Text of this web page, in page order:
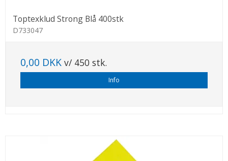
Toptexklud Strong Blå 400stk
D733047
0,00 DKK v/ 450 stk.
Info